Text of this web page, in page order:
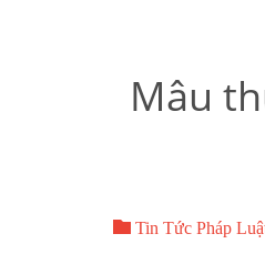
Mâu
 Tin Tức Pháp